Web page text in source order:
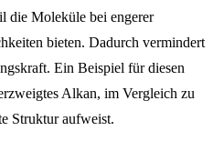
die Moleküle bei engerer
bieten. Dadurch vermindert
Ein Beispiel für diesen
Alkan, im Vergleich zu
Struktur aufweist.